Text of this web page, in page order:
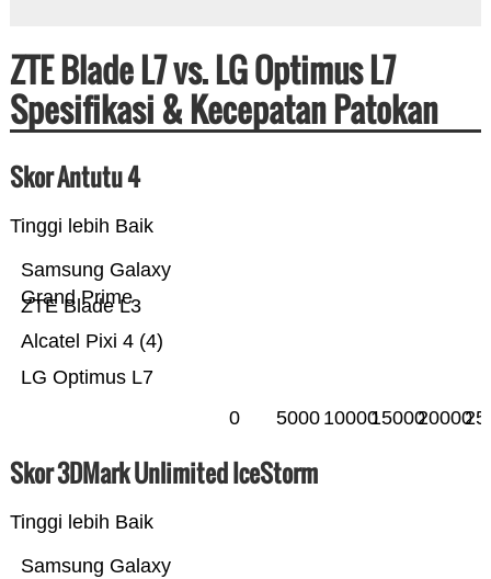
ZTE Blade L7 vs. LG Optimus L7
Spesifikasi & Kecepatan Patokan
Skor Antutu 4
Tinggi lebih Baik
LG Optimus L7
Alcatel Pixi 4 (4)
ZTE Blade L3
Samsung Galaxy
Grand Prime
0 5000 100001500020000
Skor 3DMark Unlimited IceStorm
Tinggi lebih Baik
Samsung Galaxy